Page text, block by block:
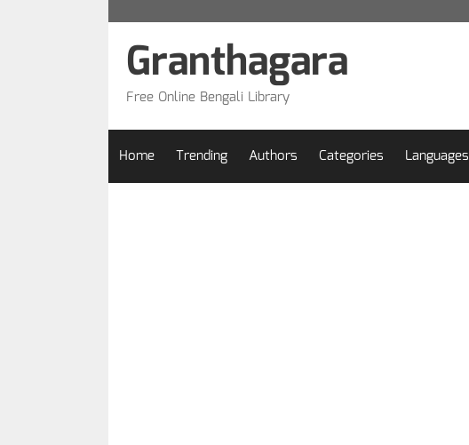
Granthagara
Free Online Bengali Library
Home Trending Authors Categories Languages